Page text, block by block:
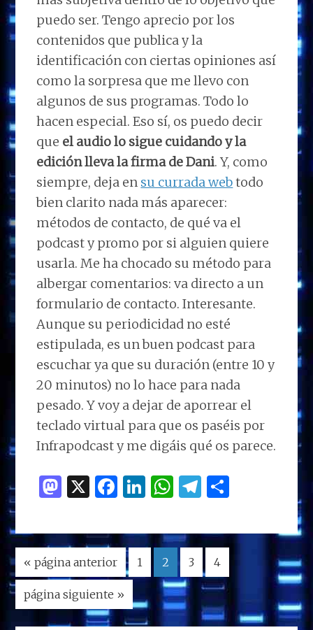
puedo ser. Tengo aprecio por los
contenidos que publica y la
identificación con ciertas opiniones así
como la sorpresa que me llevo con
algunos de sus programas. Todo lo
hacen especial. Eso sí, os puedo decir
que el audio lo sigue cuidando y la
edición lleva la firma de Dani. Y, como
siempre, deja en su currada webtodo
bien clarito nada más aparecer:
métodos de contacto, de qué va el
podcast y promo por si alguien quiere
usarla. Me ha chocado su método para
albergar comentarios: va directo a un
formulario de contacto. Interesante.
Aunque su periodicidad no esté
estipulada, es un buen podcast para
escuchar ya que su duración (entre 10 y
20 minutos) no lo hace para nada
pesado. Y voy a dejar de aporrear el
teclado virtual para que os paséis por
Infrapodcast y me digáis qué os parece.
M
to
d
o
n
X F
ce
b
o
o
k
Li
k
e
dI
n
W
at
s
A
p
p
T
e
g
ra
m
m
r
«Ir
a
la
página anterior Página
1 Página
2 Página
3 Página
4
Ir
a
página siguiente »